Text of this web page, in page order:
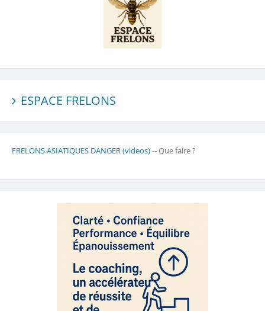
ESPACE FRELONS
FRELONS ASIATIQUES DANGER (videos)-- Que faire ?